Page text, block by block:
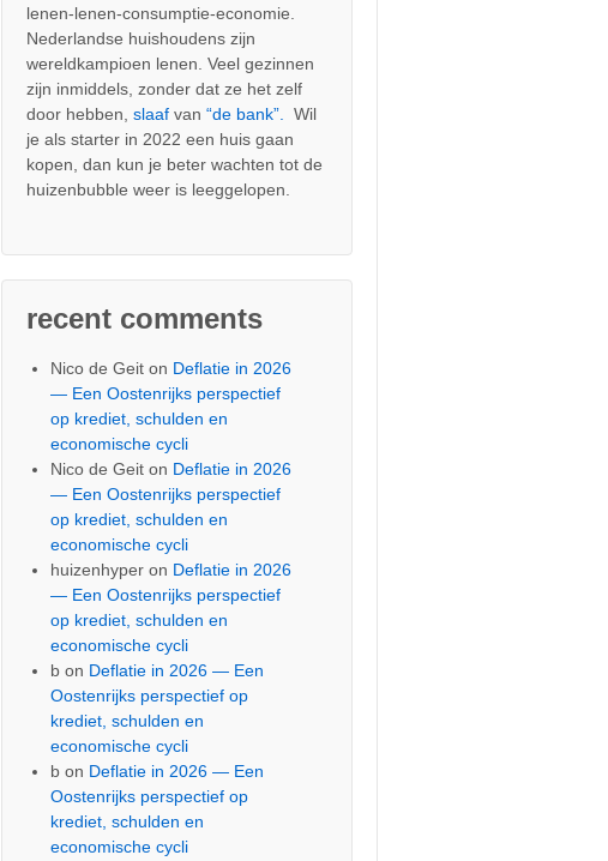
lenen-lenen-consumptie-economie.
Nederlandse huishoudens zijn
wereldkampioen lenen. Veel gezinnen
zijn inmiddels, zonder dat ze het zelf
door hebben,slaaf van“de bank”. Wil
je als starter in 2022 een huis gaan
kopen, dan kun je beter wachten tot de
huizenbubble weer is leeggelopen.
recent comments
Nico de Geit on Deflatie in 2026
— Een Oostenrijks perspectief
op krediet, schulden en
economische cycli
Nico de Geit on Deflatie in 2026
— Een Oostenrijks perspectief
op krediet, schulden en
economische cycli
huizenhyper on Deflatie in 2026
— Een Oostenrijks perspectief
op krediet, schulden en
economische cycli
b on Deflatie in 2026 — Een
Oostenrijks perspectief op
krediet, schulden en
economische cycli
b on Deflatie in 2026 — Een
Oostenrijks perspectief op
krediet, schulden en
economische cycli